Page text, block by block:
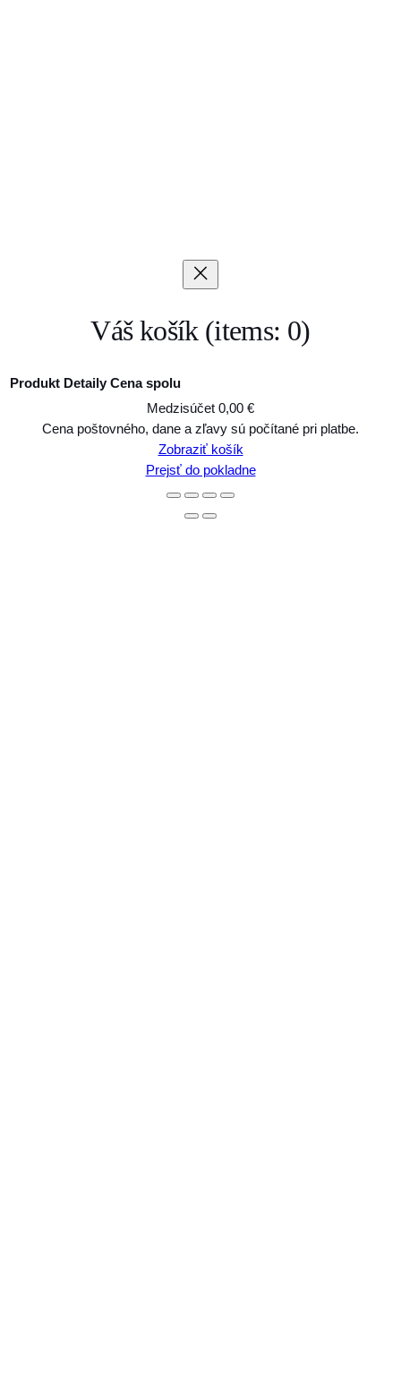
Váš košík (items: 0)
Produkty
Produkt Detaily Cena spolu
Medzisúčet 0,00 €
Cena poštovného, dane a zľavy sú počítané pri platbe.
Zobraziť košík
Prejsť do pokladne